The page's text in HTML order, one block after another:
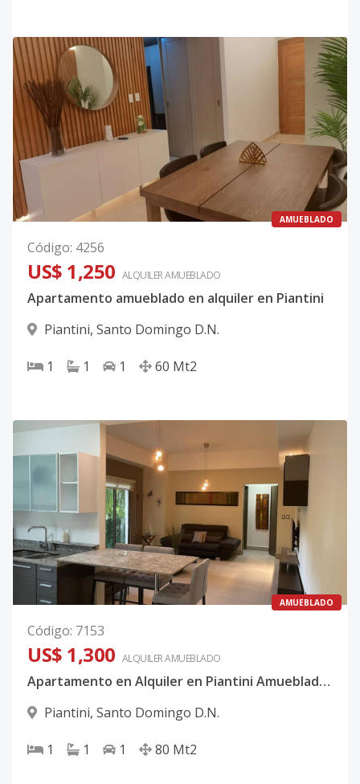
AMUEBLADO
Código: 4256
US$ 1,250 ALQUILERAMUEBLADO
Apartamento amueblado en alquiler en Piantini
Piantini, Santo Domingo D.N.
1 1 1 60 Mt2
AMUEBLADO
Código: 7153
US$ 1,300 ALQUILERAMUEBLADO
Apartamento en Alquiler en Piantini Amueblado de UNA Habitación
Piantini, Santo Domingo D.N.
1 1 1 80 Mt2